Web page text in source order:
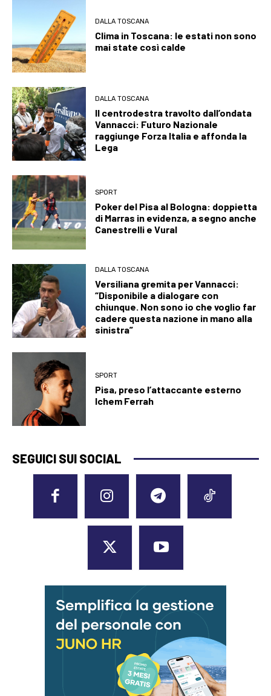
DALLA TOSCANA
Clima in Toscana: le estati non sono
mai state così calde
DALLA TOSCANA
Il centrodestra travolto dall’ondata
Vannacci: Futuro Nazionale
raggiunge Forza Italia e affonda la
Lega
SPORT
Poker del Pisa al Bologna: doppietta
di Marras in evidenza, a segno anche
Canestrelli e Vural
DALLA TOSCANA
Versiliana gremita per Vannacci:
“Disponibile a dialogare con
chiunque. Non sono io che voglio far
cadere questa nazione in mano alla
sinistra”
SPORT
Pisa, preso l’attaccante esterno
Ichem Ferrah
SEGUICI SUI SOCIAL